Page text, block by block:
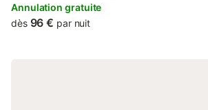
Station.
Annulation gratuite
dès 96 € par nuit